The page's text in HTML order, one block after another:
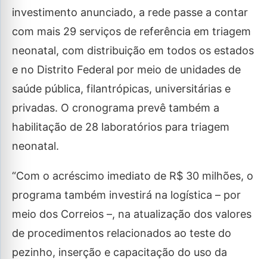
investimento anunciado, a rede passe a contar
com mais 29 serviços de referência em triagem
neonatal, com distribuição em todos os estados
e no Distrito Federal por meio de unidades de
saúde pública, filantrópicas, universitárias e
privadas. O cronograma prevê também a
habilitação de 28 laboratórios para triagem
neonatal.
“Com o acréscimo imediato de R$ 30 milhões, o
programa também investirá na logística – por
meio dos Correios –, na atualização dos valores
de procedimentos relacionados ao teste do
pezinho, inserção e capacitação do uso da